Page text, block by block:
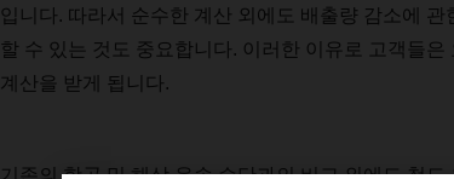
입니다. 따라서 순수한 계산 외에도 배출량 감소에 관
할 수 있는 것도 중요합니다. 이러한 이유로 고객들은
계산을 받게 됩니다.
기존의 항공 및 해상 운송 수단과의 비교 외에도 철도